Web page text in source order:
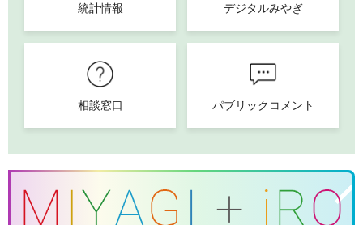
統計情報 デジタルみやぎ
相談窓口 パブリックコメント